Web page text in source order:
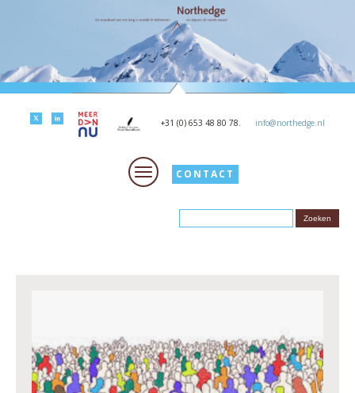
+31 (0) 653 48 80 78. info@northedge.nl
CONTACT